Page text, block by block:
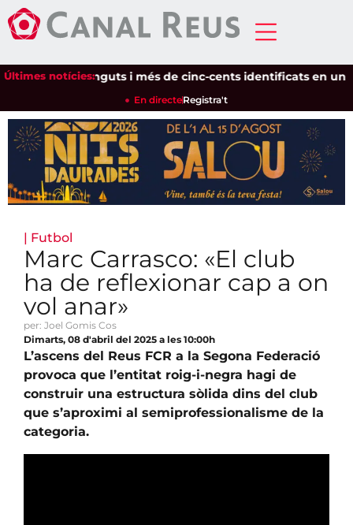
Últimes notícies:
Setze detinguts i més de cinc-cents identificats en un
En directeRegistra't
| Futbol
Marc Carrasco: «El club
ha de reflexionar cap a on
vol anar»
per: Joel Gomis Cos
Dimarts, 08 d'abril del 2025 a les 10:00h
L’ascens del Reus FCR a la Segona Federació
provoca que l’entitat roig-i-negra hagi de
construir una estructura sòlida dins del club
que s’aproximi al semiprofessionalisme de la
categoria.